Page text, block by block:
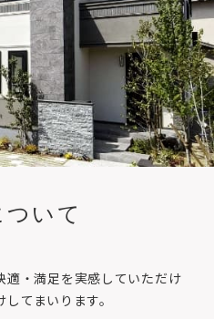
ついて
適・満足を実感していただけ
てまいります。